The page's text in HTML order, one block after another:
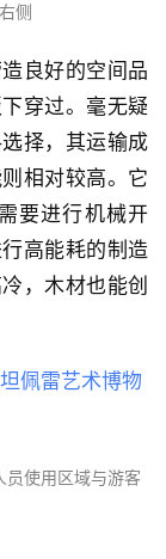
侧
良好的空间品
穿过。毫无疑
择，其运输成
相对较高。它
要进行机械开
高能耗的制造
，木材也能创
员使用区域与游客